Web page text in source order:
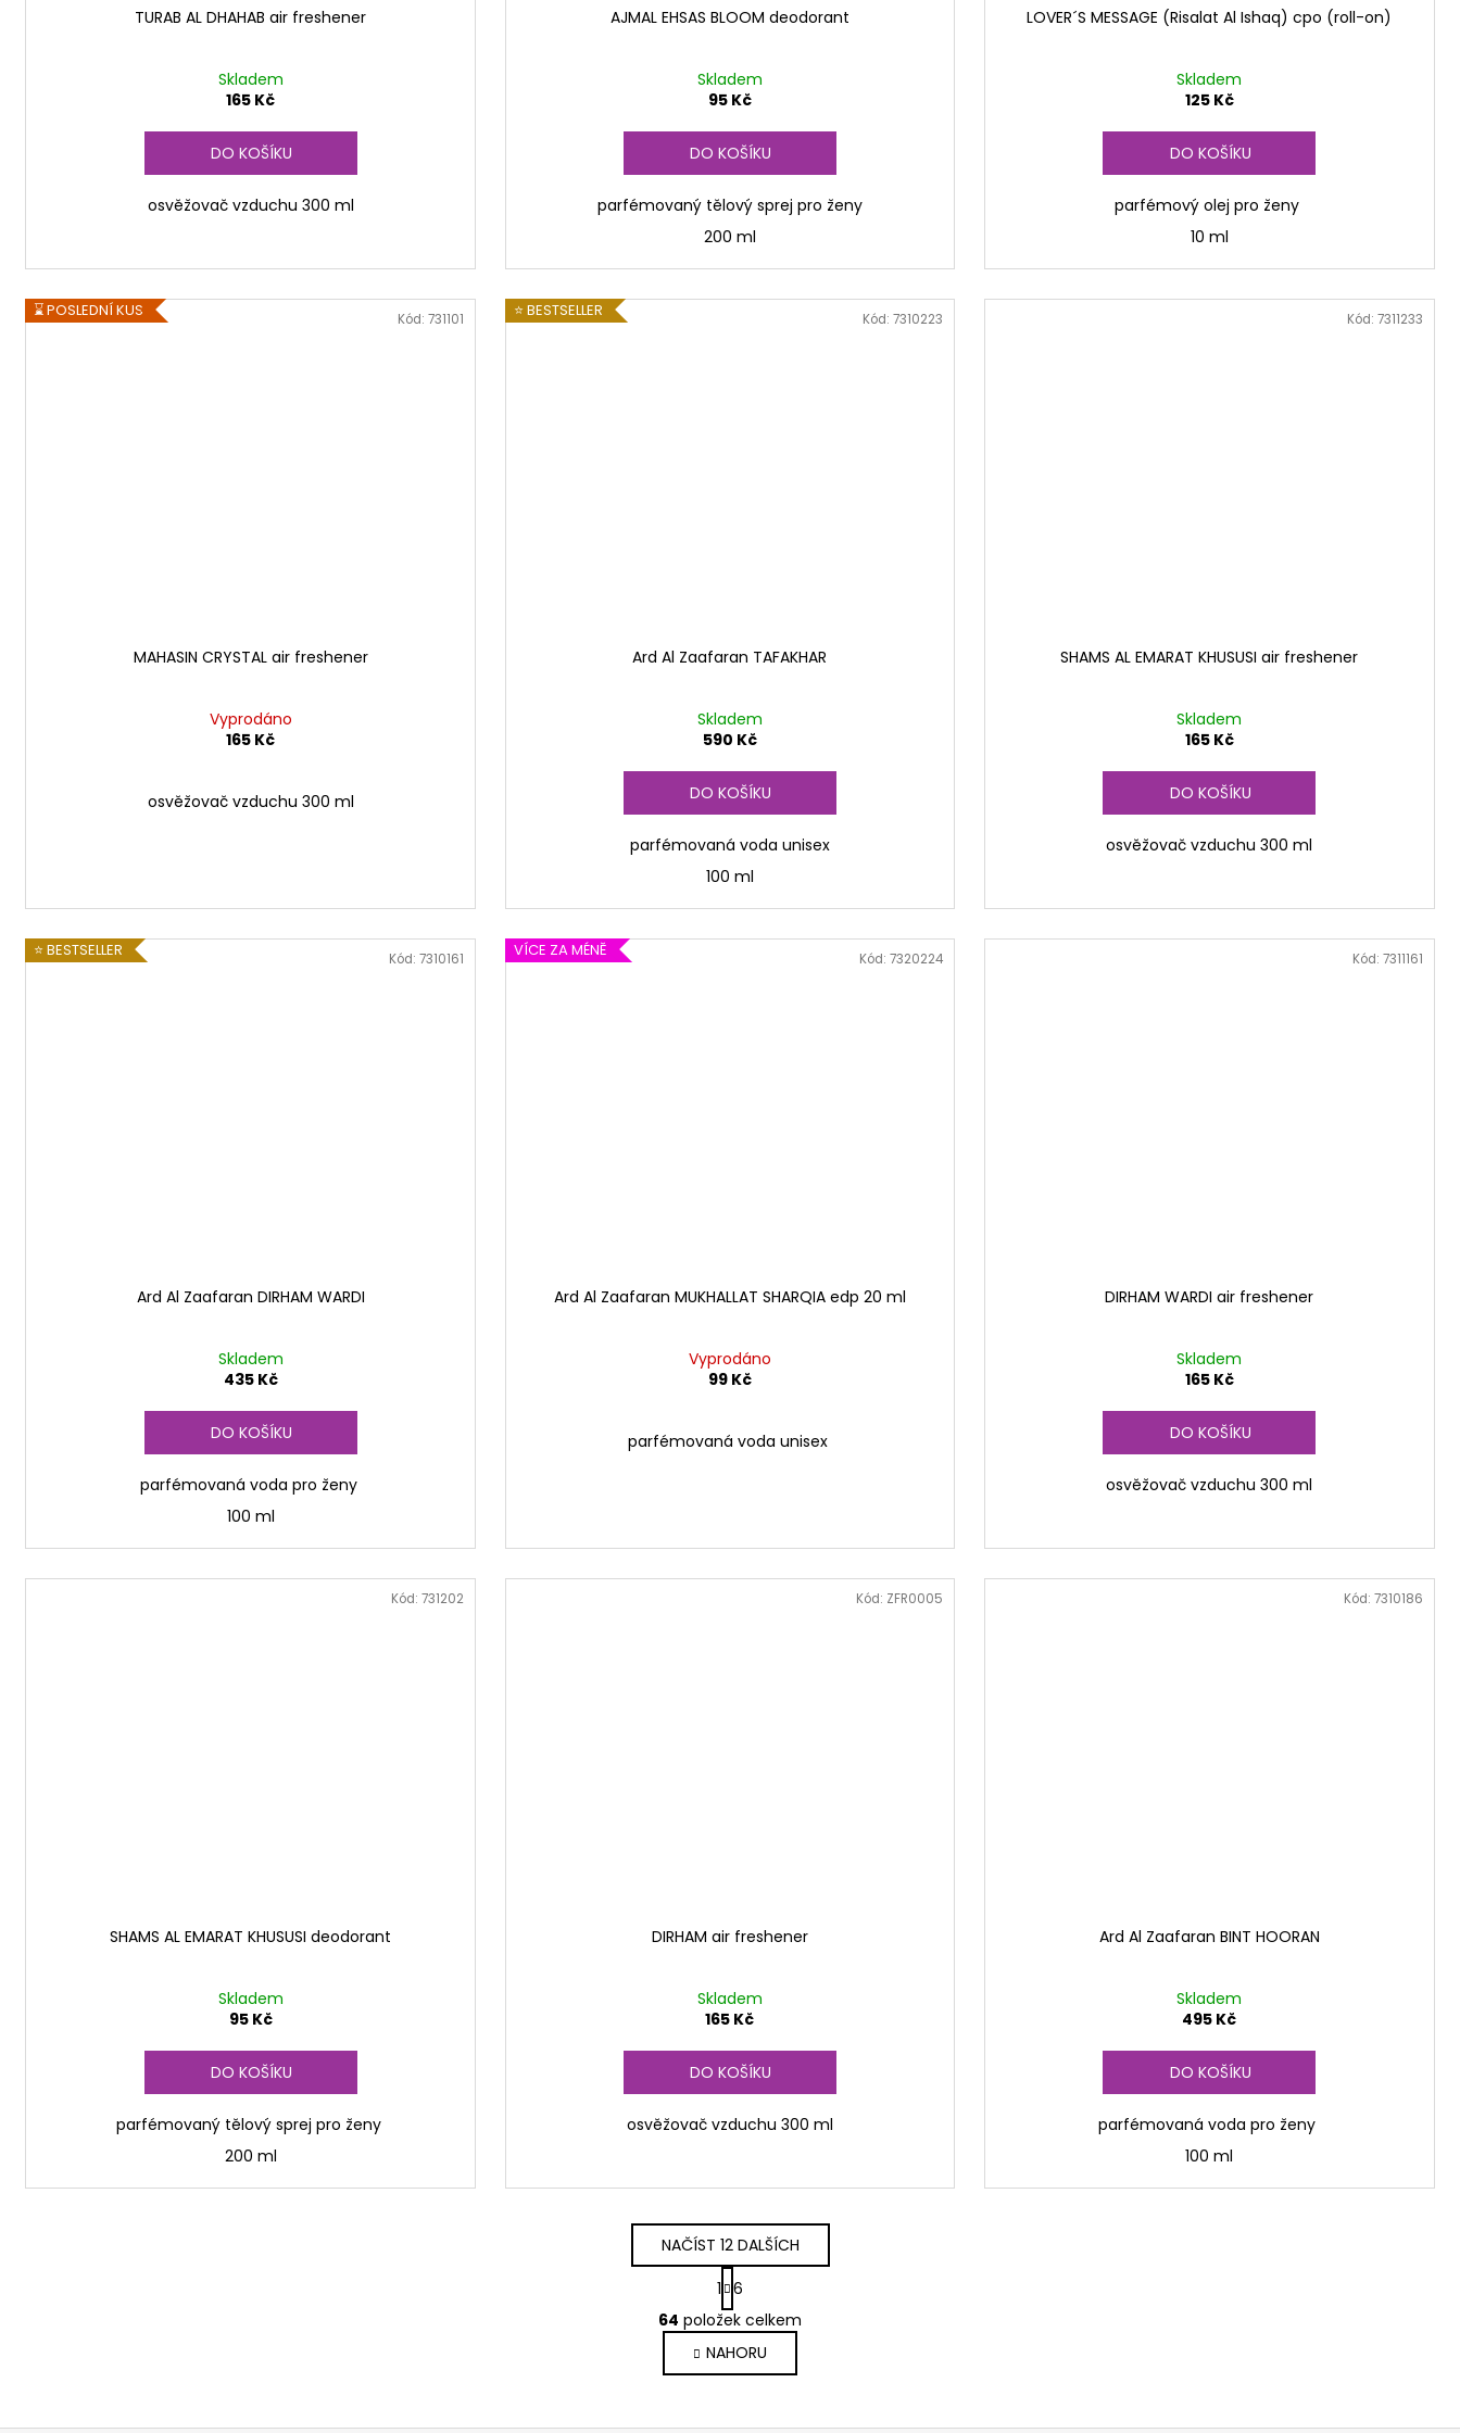
TURAB AL DHAHAB air freshener
Skladem
165 Kč
DO KOŠÍKU
osvěžovač vzduchu 300 ml
AJMAL EHSAS BLOOM deodorant
Skladem
95 Kč
DO KOŠÍKU
parfémovaný tělový sprej pro ženy
200 ml
LOVER´S MESSAGE (Risalat Al Ishaq) cpo (roll-on)
Skladem
125 Kč
DO KOŠÍKU
parfémový olej pro ženy
10 ml
⌛ POSLEDNÍ KUS
MAHASIN CRYSTAL air freshener
Vyprodáno
165 Kč
osvěžovač vzduchu 300 ml
Kód: 731101 ⭐ BESTSELLER
Ard Al Zaafaran TAFAKHAR
Skladem
590 Kč
DO KOŠÍKU
parfémovaná voda unisex
100 ml
Kód:7310223
SHAMS AL EMARAT KHUSUSI air freshener
Skladem
165 Kč
DO KOŠÍKU
osvěžovač vzduchu 300 ml
Kód: 7311233
⭐ BESTSELLER
Ard Al Zaafaran DIRHAM WARDI
Skladem
435 Kč
DO KOŠÍKU
parfémovaná voda pro ženy
100 ml
Kód: 7310161 VÍCE ZA MÉNĚ
Ard Al Zaafaran MUKHALLAT SHARQIA edp 20 ml
Vyprodáno
99 Kč
parfémovaná voda unisex
Kód:7320224
DIRHAM WARDI air freshener
Skladem
165 Kč
DO KOŠÍKU
osvěžovač vzduchu 300 ml
Kód: 7311161
SHAMS AL EMARAT KHUSUSI deodorant
Skladem
95 Kč
DO KOŠÍKU
parfémovaný tělový sprej pro ženy
200 ml
Kód: 731202
DIRHAM air freshener
Skladem
165 Kč
DO KOŠÍKU
osvěžovač vzduchu 300 ml
Kód: ZFR0005
Ard Al Zaafaran BINT HOORAN
Skladem
495 Kč
DO KOŠÍKU
parfémovaná voda pro ženy
100 ml
Kód: 7310186
O
v
l
á
NAČÍST 12 DALŠÍCH
S
t
r
á
n
k
v
1 6
64 položek celkem
NAHORU